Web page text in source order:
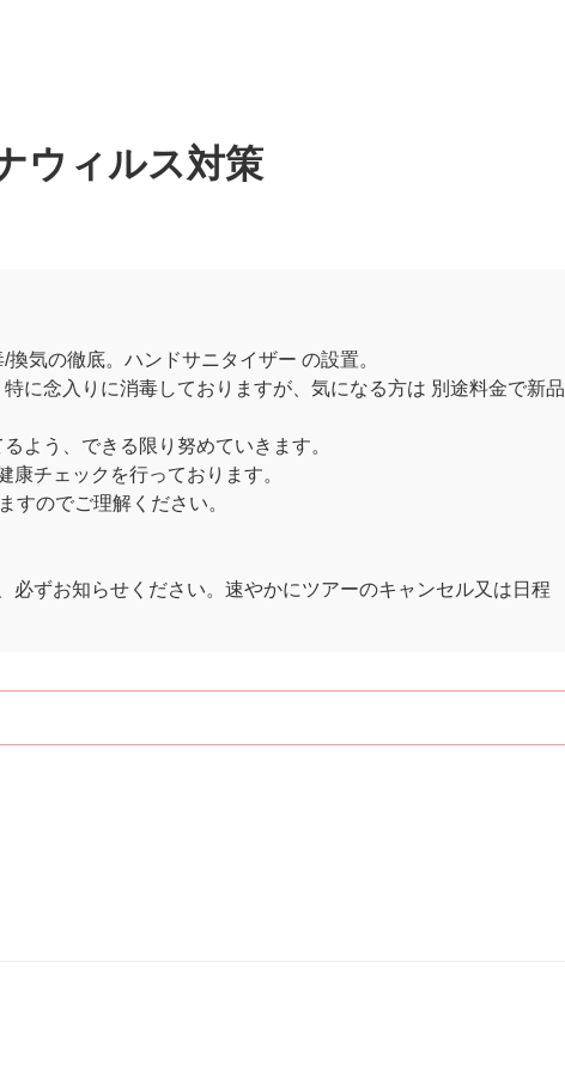
ウィルス対策
気の徹底。ハンドサニタイザー の設置。
に念入りに消毒しておりますが、気になる方は 別途料金で新品
よう、できる限り努めていきます。
康チェックを行っております。
すのでご理解ください。
ずお知らせください。速やかにツアーのキャンセル又は日程